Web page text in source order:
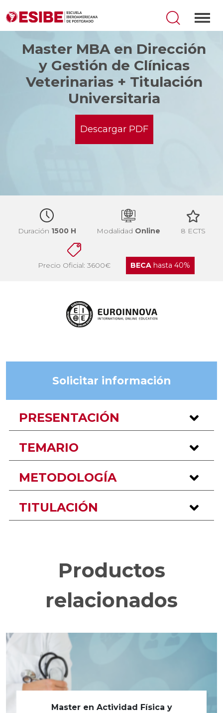
Master MBA en Dirección
y Gestión de Clínicas
Veterinarias + Titulación
Universitaria
Descargar PDF
Duración 1500 H Modalidad Online 8 ECTS
Precio Oficial: 3600€ BECAhasta 40%
Solicitar información
PRESENTACIÓN
TEMARIO
METODOLOGÍA
TITULACIÓN
Productos
relacionados
Master en Actividad Física y